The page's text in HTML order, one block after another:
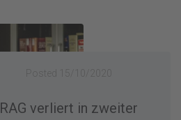
Posted
RAG verliert in zweiter